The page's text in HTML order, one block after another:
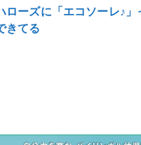
ローズに「エコソーレ♪
きてる